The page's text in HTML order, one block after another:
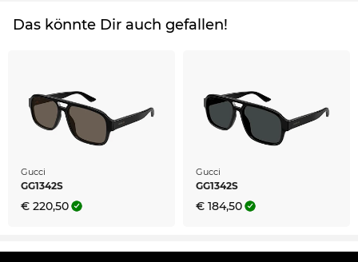
Das könnte Dir auch gefallen!
Gucci
GG1342S
€ 220,50
Gucci
GG1342S
€ 184,50